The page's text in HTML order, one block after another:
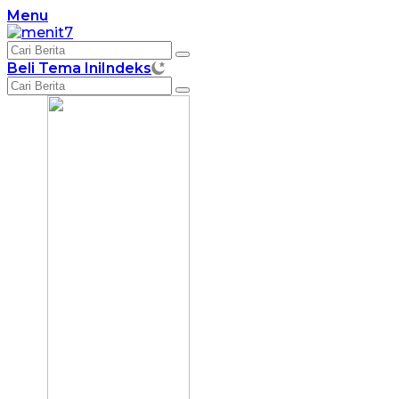
Langsung
ke
konten
Menu
Beli Tema IniIndeks